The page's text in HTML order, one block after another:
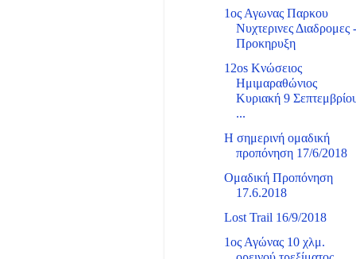
1ος Αγωνας Παρκου
Νυχτερινες Διαδρομες
Προκηρυξη
12os Κνώσειος
Ημιμαραθώνιος
Κυριακή 9
...
Η σημερινή ομαδική
προπόνηση 17/6/2018
Ομαδική Προπόνηση
17.6.2018
Lost Trail 16/9/2018
1ος Αγώνας 10 χλμ.